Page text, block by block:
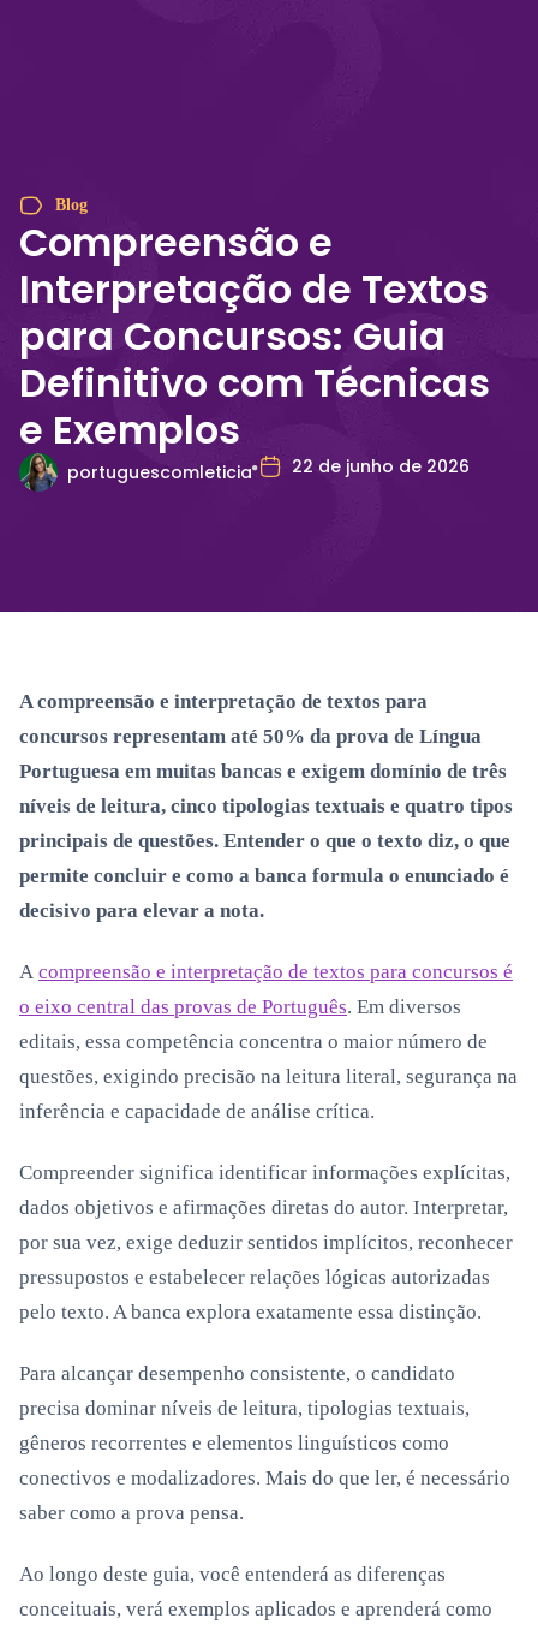
Blog
Compreensão e
Interpretação de Textos
para Concursos: Guia
Definitivo com Técnicas
e Exemplos
portuguescomleticia 22 de junho de 2026
A compreensão e interpretação de textos para
concursos representam até 50% da prova de Língua
Portuguesa em muitas bancas e exigem domínio de três
níveis de leitura, cinco tipologias textuais e quatro tipos
principais de questões. Entender o que o texto diz, o que
permite concluir e como a banca formula o enunciado é
decisivo para elevar a nota.
A compreensão e interpretação de textos para concursos é
o eixo central das provas de Português. Em diversos
editais, essa competência concentra o maior número de
questões, exigindo precisão na leitura literal, segurança na
inferência e capacidade de análise crítica.
Compreender significa identificar informações explícitas,
dados objetivos e afirmações diretas do autor. Interpretar,
por sua vez, exige deduzir sentidos implícitos, reconhecer
pressupostos e estabelecer relações lógicas autorizadas
pelo texto. A banca explora exatamente essa distinção.
Para alcançar desempenho consistente, o candidato
precisa dominar níveis de leitura, tipologias textuais,
gêneros recorrentes e elementos linguísticos como
conectivos e modalizadores. Mais do que ler, é necessário
saber como a prova pensa.
Ao longo deste guia, você entenderá as diferenças
conceituais, verá exemplos aplicados e aprenderá como